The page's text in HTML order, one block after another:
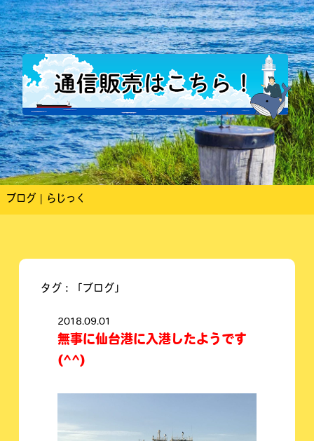
ブログ | らじっく
タグ：「ブログ」
2018.09.01
無事に仙台港に入港したようです
(^^)